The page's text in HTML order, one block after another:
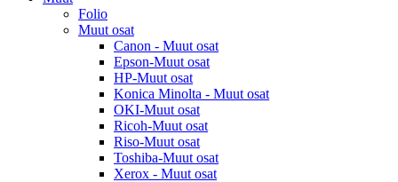
Folio
Muut osat
Canon - Muut osat
Epson-Muut osat
HP-Muut osat
Konica Minolta - Muut osat
OKI-Muut osat
Ricoh-Muut osat
Riso-Muut osat
Toshiba-Muut osat
Xerox - Muut osat